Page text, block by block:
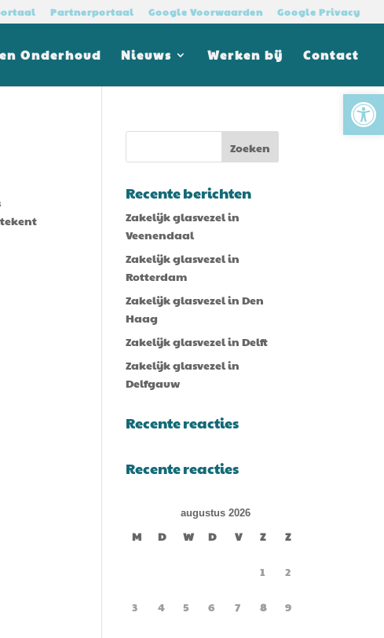
Partnerportaal Google Voorwaarden Google Privacy
Onderhoud Nieuws Werken bij Contact
Recente berichten
Zakelijk glasvezel in
Veenendaal
Zakelijk glasvezel in
Rotterdam
Zakelijk glasvezel in Den
Haag
Zakelijk glasvezel in Delft
Zakelijk glasvezel in
Delfgauw
Recente reacties
Recente reacties
augustus 2026
M D W D V Z Z
1 2
3 4 5 6 7 8 9